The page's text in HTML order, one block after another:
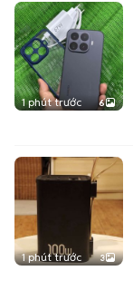
1 phút trước 6
1 phút trước 3